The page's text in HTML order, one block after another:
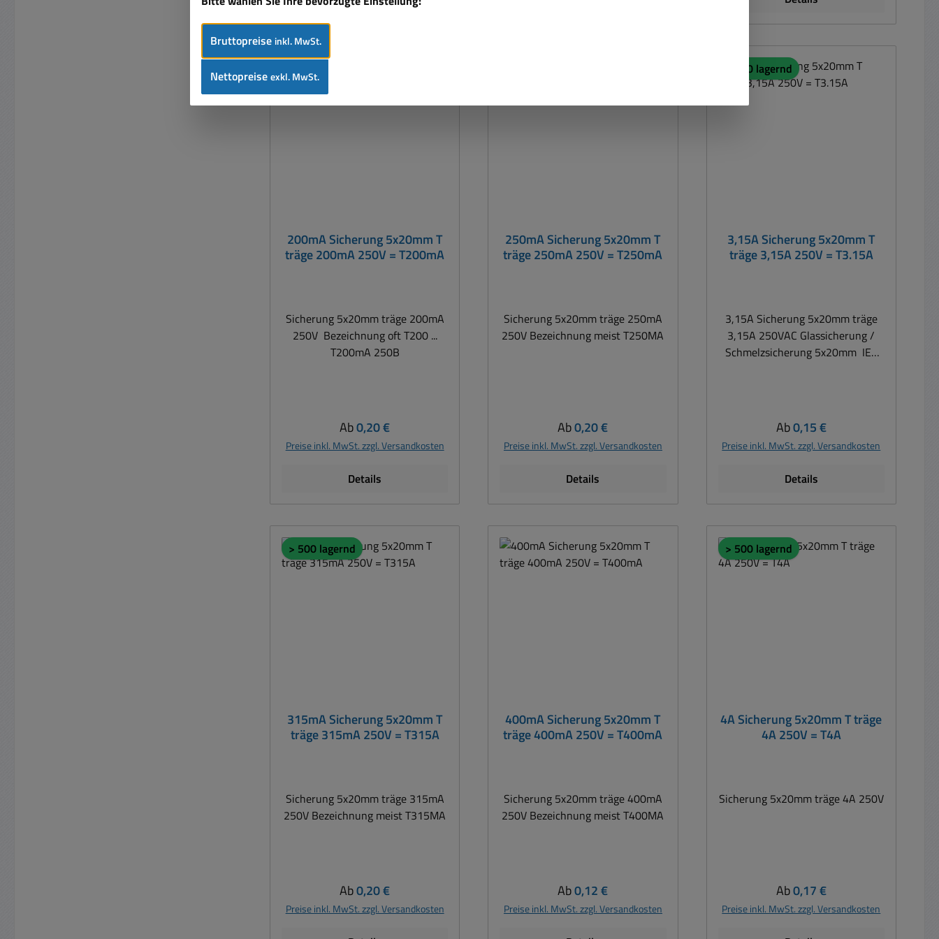
200mA Sicherung 5x20mm T
träge 200mA 250V = T200mA
Sicherung 5x20mm träge 200mA
250V Bezeichnung oft T200 ...
T200mA 250B
Regulärer Preis:
Ab0,20 €
Preise inkl. MwSt. zzgl. Versandkosten
Details
250mA Sicherung 5x20mm T
träge 250mA 250V = T250mA
Sicherung 5x20mm träge 250mA
250V Bezeichnung meist T250MA
Regulärer Preis:
Ab0,20 €
Preise inkl. MwSt. zzgl. Versandkosten
Details
> 500 lagernd
3,15A Sicherung 5x20mm T
träge 3,15A 250V = T3.15A
3,15A Sicherung 5x20mm träge
3,15A 250VAC Glassicherung /
Schmelzsicherung 5x20mm IEC
Dauerströme als Primärschutz in
Geräten aller Art Material Körper:
Glas Material Endkappen: Glasrohr
Regulärer Preis:
Ab0,15 €
Preise inkl. MwSt. zzgl. Versandkosten
Details
> 500 lagernd
315mA Sicherung 5x20mm T
träge 315mA 250V = T315A
Sicherung 5x20mm träge 315mA
250V Bezeichnung meist T315MA
Regulärer Preis:
Ab0,20 €
Preise inkl. MwSt. zzgl. Versandkosten
400mA Sicherung 5x20mm T
träge 400mA 250V = T400mA
Sicherung 5x20mm träge 400mA
250V Bezeichnung meist T400MA
Regulärer Preis:
Ab0,12 €
Preise inkl. MwSt. zzgl. Versandkosten
> 500 lagernd
4A Sicherung 5x20mm T träge
4A 250V = T4A
Sicherung 5x20mm träge 4A 250V
Regulärer Preis:
Ab0,17 €
Preise inkl. MwSt. zzgl. Versandkosten
Bruttopreise inkl. MwSt.
Nettopreiseexkl. MwSt.